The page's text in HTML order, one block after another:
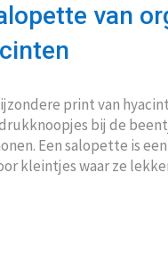
van
print van
bij de
Een salopette is
kleintjes waar ze